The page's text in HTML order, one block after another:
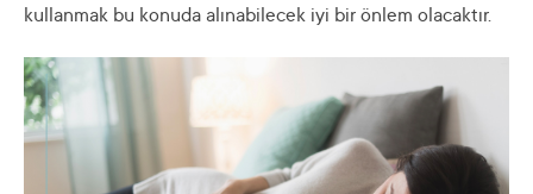
kullanmak bu konuda alınabilecek iyi bir önlem olacaktır.